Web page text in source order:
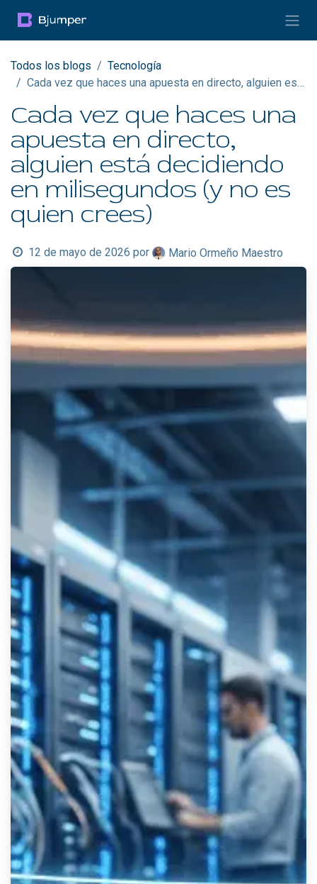
Todos los blogs
Tecnología
Cada vez que haces una apuesta en directo, alguien está decidiendo en milisegundos (y no es quien crees)
Cada vez que haces una
apuesta en directo,
alguien está decidiendo
en milisegundos (y no es
quien crees)
12 de mayo de 2026 por Mario Ormeño Maestro